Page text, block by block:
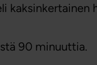
kaksinkertainen
90 minuuttia.